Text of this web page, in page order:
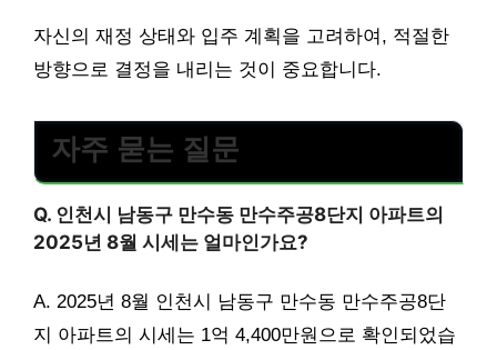
자신의 재정 상태와 입주 계획을 고려하여, 적절한
방향으로 결정을 내리는 것이 중요합니다.
자주 묻는 질문
Q. 인천시 남동구 만수동 만수주공8단지 아파트의
2025년 8월 시세는 얼마인가요?
A. 2025년 8월 인천시 남동구 만수동 만수주공8단
지 아파트의 시세는 1억 4,400만원으로 확인되었습